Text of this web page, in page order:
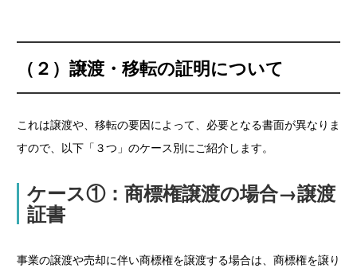
（２）譲渡・移転の証明について
これは譲渡や、移転の要因によって、必要となる書面が異なりま
すので、以下「３つ」のケース別にご紹介します。
ケース①：商標権譲渡の場合→譲渡
証書
事業の譲渡や売却に伴い商標権を譲渡する場合は、商標権を譲り